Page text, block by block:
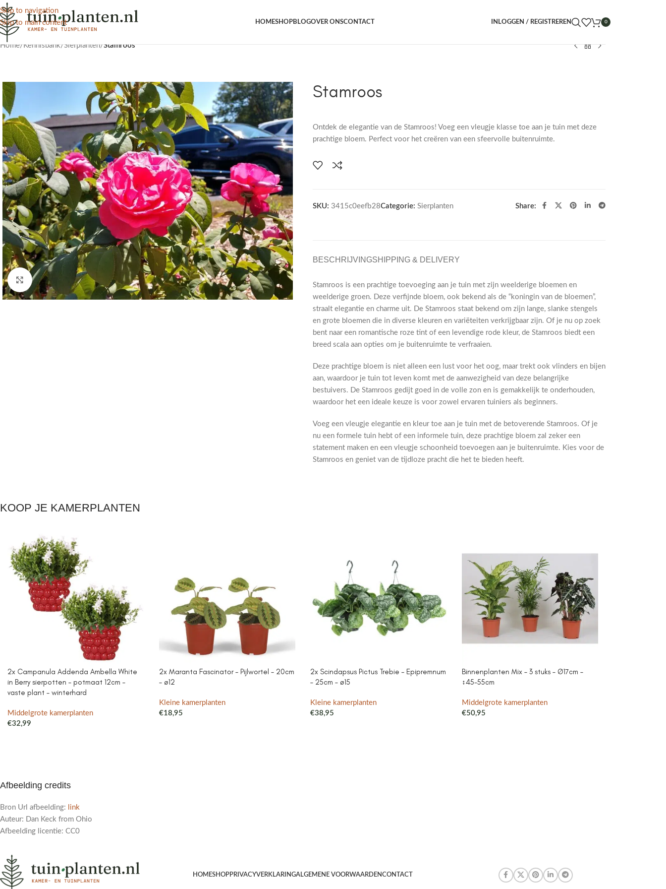
Skip to navigation
Skip to main content
HOMESHOPBLOGOVER ONSCONTACT INLOGGEN / REGISTREREN 0
Home/Kennisbank/Sierplanten/Stamroos
Click to enlarge
Stamroos
Ontdek de elegantie van de Stamroos! Voeg een vleugje klasse toe aan je tuin met deze
prachtige bloem. Perfect voor het creëren van een sfeervolle buitenruimte.
SKU: 3415c0eefb28Categorie: Sierplanten Share:
BESCHRIJVINGSHIPPING & DELIVERY
Stamroos is een prachtige toevoeging aan je tuin met zijn weelderige bloemen en
weelderige groen. Deze verfijnde bloem, ook bekend als de “koningin van de bloemen”,
straalt elegantie en charme uit. De Stamroos staat bekend om zijn lange, slanke stengels
en grote bloemen die in diverse kleuren en variëteiten verkrijgbaar zijn. Of je nu op zoek
bent naar een romantische roze tint of een levendige rode kleur, de Stamroos biedt een
breed scala aan opties om je buitenruimte te verfraaien.
Deze prachtige bloem is niet alleen een lust voor het oog, maar trekt ook vlinders en bijen
aan, waardoor je tuin tot leven komt met de aanwezigheid van deze belangrijke
bestuivers. De Stamroos gedijt goed in de volle zon en is gemakkelijk te onderhouden,
waardoor het een ideale keuze is voor zowel ervaren tuiniers als beginners.
Voeg een vleugje elegantie en kleur toe aan je tuin met de betoverende Stamroos. Of je
nu een formele tuin hebt of een informele tuin, deze prachtige bloem zal zeker een
statement maken en een vleugje schoonheid toevoegen aan je buitenruimte. Kies voor de
Stamroos en geniet van de tijdloze pracht die het te bieden heeft.
KOOP JE KAMERPLANTEN
2x Campanula Addenda Ambella White
in Berry sierpotten – potmaat 12cm –
vaste plant – winterhard
Middelgrote kamerplanten
€32,99
2x Maranta Fascinator – Pijlwortel – 20cm
– ø12
Kleine kamerplanten
€18,95
2x Scindapsus Pictus Trebie – Epipremnum
– 25cm – ø15
Kleine kamerplanten
€38,95
Binnenplanten Mix – 3 stuks – Ø17cm –
↕45-55cm
Middelgrote kamerplanten
€50,95
Afbeelding credits
Bron Url afbeelding:
link
Auteur: Dan Keck from Ohio
Afbeelding licentie: CC0
HOMESHOPPRIVACYVERKLARINGALGEMENE VOORWAARDENCONTACT